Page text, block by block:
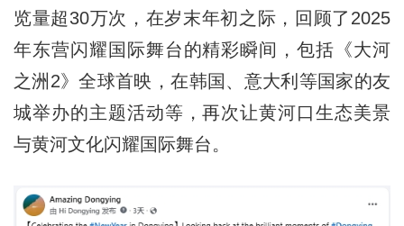
览量超30万次，在岁末年初之际，回顾了2025
年东营闪耀国际舞台的精彩瞬间，包括《大河
之洲2》全球首映，在韩国、意大利等国家的友
城举办的主题活动等，再次让黄河口生态美景
与黄河文化闪耀国际舞台。